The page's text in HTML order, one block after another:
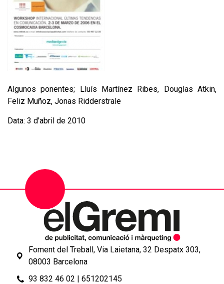
Algunos ponentes; Lluís Martínez Ribes, Douglas Atkin,
Feliz Muñoz, Jonas Ridderstrale
Data: 3 d'abril de 2010
Foment del Treball, Via Laietana, 32 Despatx 303,
08003 Barcelona
93 832 46 02 | 651202145